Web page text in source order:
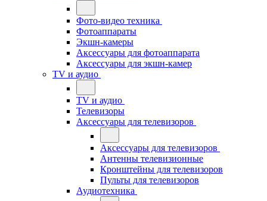
Фото-видео техника
Фотоаппараты
Экшн-камеры
Аксессуары для фотоаппарата
Аксессуары для экшн-камер
TV и аудио
TV и аудио
Телевизоры
Аксессуары для телевизоров
Аксессуары для телевизоров
Антенны телевизионные
Кронштейны для телевизоров
Пульты для телевизоров
Аудиотехника